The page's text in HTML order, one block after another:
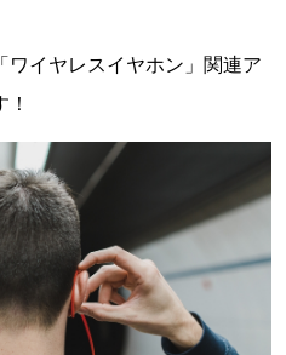
イヤレスイヤホン」関連ア